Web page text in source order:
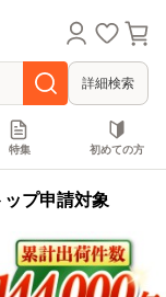
詳細検索
特集 初めての方
プ申請対象